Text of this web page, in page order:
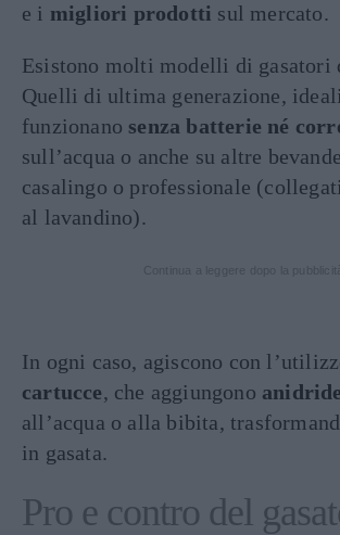
e i migliori prodotti sul mercato.
Esistono molti modelli di gasatori
Quelli di ultima generazione,
funzionano senza batterie né
sull’acqua o anche su altre
casalingo o professionale
al lavandino).
In ogni caso, agiscono con
cartucce, che aggiungono
all’acqua o alla bibita,
in gasata.
Pro e contro del